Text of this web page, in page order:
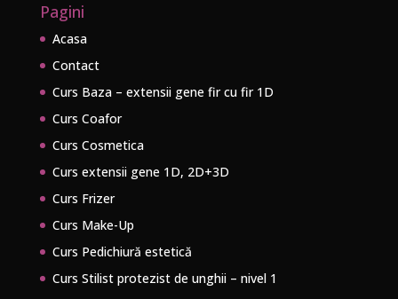
Pagini
Acasa
Contact
Curs Baza – extensii gene fir cu fir 1D
Curs Coafor
Curs Cosmetica
Curs extensii gene 1D, 2D+3D
Curs Frizer
Curs Make-Up
Curs Pedichiură estetică
Curs Stilist protezist de unghii – nivel 1